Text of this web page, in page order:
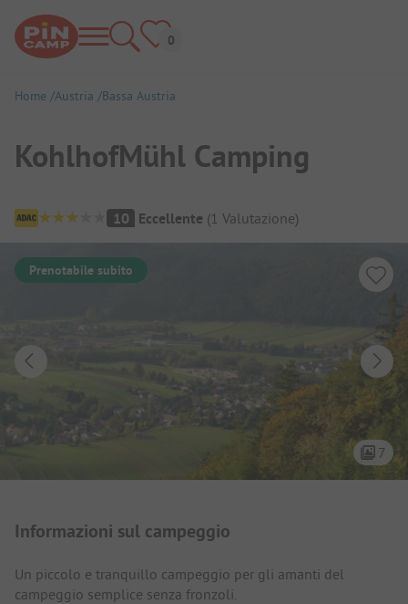
Home Austria Bassa Austria
KohlhofMühl Camping
Panoramica del campeggio
10 Eccellente (1 Valutazione)
Prenotabile subito
7
Informazioni sul campeggio
Un piccolo e tranquillo campeggio per gli amanti del
campeggio semplice senza fronzoli.